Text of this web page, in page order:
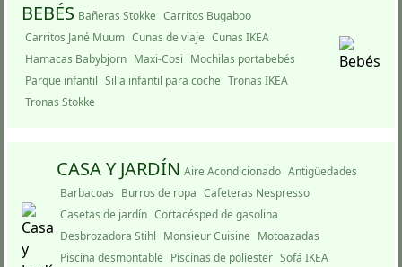
BEBÉS Bañeras Stokke Carritos Bugaboo
Carritos Jané Muum Cunas de viaje Cunas IKEA
Hamacas Babybjorn Maxi-Cosi Mochilas portabebés
Parque infantil Silla infantil para coche Tronas IKEA
Tronas Stokke
CASA Y JARDÍ­N Aire Acondicionado Antigüedades
Barbacoas Burros de ropa Cafeteras Nespresso
Casetas de jardí­n Cortacésped de gasolina
Desbrozadora Stihl Monsieur Cuisine Motoazadas
Piscina desmontable Piscinas de poliester Sofá IKEA